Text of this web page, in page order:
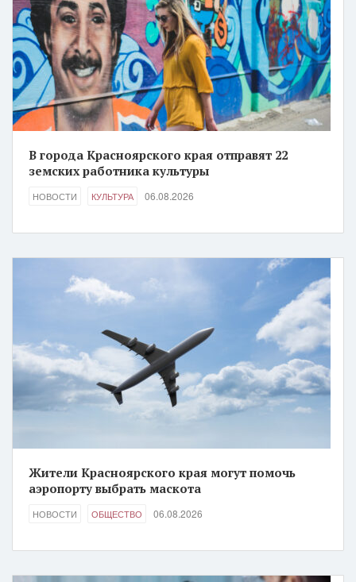
В города Красноярского края отправят 22
земских работника культуры
НОВОСТИ КУЛЬТУРА 06.08.2026
Жители Красноярского края могут помочь
аэропорту выбрать маскота
НОВОСТИ ОБЩЕСТВО 06.08.2026